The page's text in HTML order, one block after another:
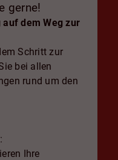
gerne!
dem Weg zur
Schritt zur
bei allen
rund um den
:
Ihre